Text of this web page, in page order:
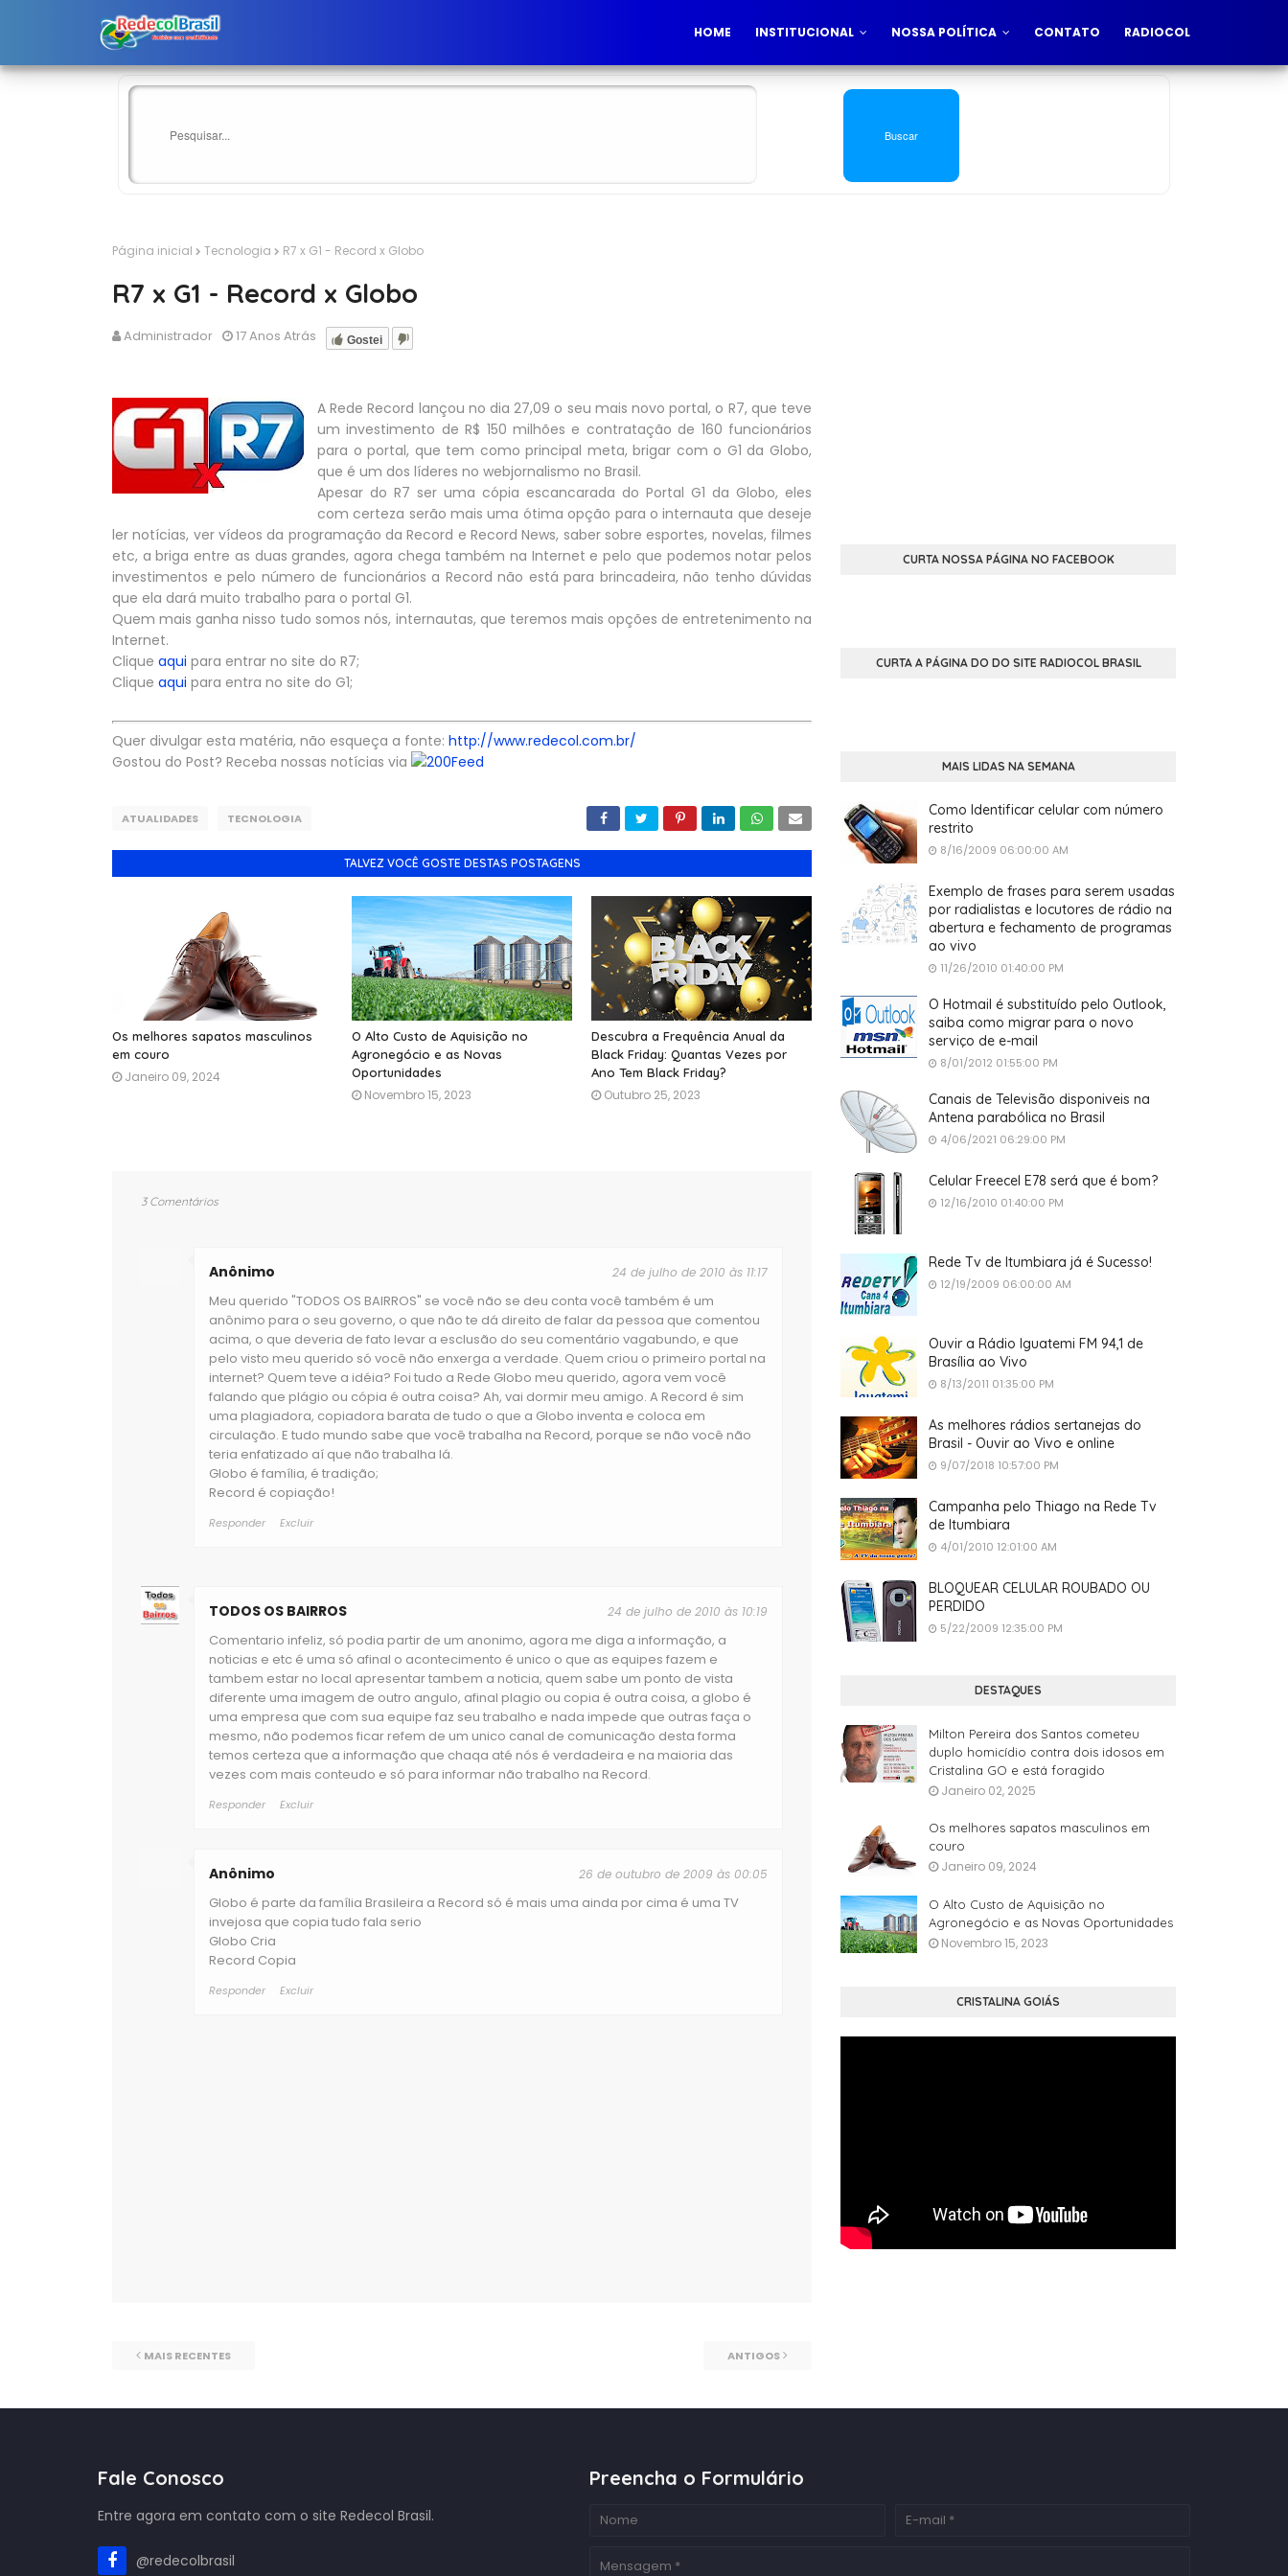
HOME INSTITUCIONAL NOSSA POLÍTICA CONTATO RADIOCOL
Página inicial Tecnologia R7 x G1 - Record x Globo
R7 x G1 - Record x Globo
Administrador Gostei
17 Anos Atrás
A Rede Record lançou no dia 27,09 o seu mais novo portal, o R7, que teve
um investimento de R$ 150 milhões e contratação de 160 funcionários
para o portal, que tem como principal meta, brigar com o G1 da Globo,
que é um dos líderes no webjornalismo no Brasil.
Apesar do R7 ser uma cópia escancarada do Portal G1 da Globo, eles
com certeza serão mais uma ótima opção para o internauta que deseje
ler notícias, ver vídeos da programação da Record e Record News, saber sobre esportes, novelas, filmes
etc, a briga entre as duas grandes, agora chega também na Internet e pelo que podemos notar pelos
investimentos e pelo número de funcionários a Record não está para brincadeira, não tenho dúvidas
que ela dará muito trabalho para o portal G1.
Quem mais ganha nisso tudo somos nós, internautas, que teremos mais opções de entretenimento na
Internet.
Clique aqui para entrar no site do R7;
Clique aqui para entra no site do G1;
Quer divulgar esta matéria, não esqueça a fonte: http://www.redecol.com.br/
Gostou do Post? Receba nossas notícias via
Feed
ATUALIDADES TECNOLOGIA
TALVEZ VOCÊ GOSTE DESTAS POSTAGENS
Os melhores sapatos masculinos
em couro
Janeiro 09, 2024
O Alto Custo de Aquisição no
Agronegócio e as Novas
Oportunidades
Novembro 15, 2023
Descubra a Frequência Anual da
Black Friday: Quantas Vezes por
Ano Tem Black Friday?
Outubro 25, 2023
3 Comentários
Anônimo 26 de outubro de 2009 às 00:05
Globo é parte da família Brasileira a Record só é mais uma ainda por cima é uma TV
invejosa que copia tudo fala serio
Globo Cria
Record Copia
Responder Excluir
TODOS OS BAIRROS 24 de julho de 2010 às 10:19
Comentario infeliz, só podia partir de um anonimo, agora me diga a informação, a
noticias e etc é uma só afinal o acontecimento é unico o que as equipes fazem e
tambem estar no local apresentar tambem a noticia, quem sabe um ponto de vista
diferente uma imagem de outro angulo, afinal plagio ou copia é outra coisa, a globo é
uma empresa que com sua equipe faz seu trabalho e nada impede que outras faça o
mesmo, não podemos ficar refem de um unico canal de comunicação desta forma
temos certeza que a informação que chaqa até nós é verdadeira e na maioria das
vezes com mais conteudo e só para informar não trabalho na Record.
Responder Excluir
Anônimo 24 de julho de 2010 às 11:17
Meu querido "TODOS OS BAIRROS" se você não se deu conta você também é um
anônimo para o seu governo, o que não te dá direito de falar da pessoa que comentou
acima, o que deveria de fato levar a esclusão do seu comentário vagabundo, e que
pelo visto meu querido só você não enxerga a verdade. Quem criou o primeiro portal na
internet? Quem teve a idéia? Foi tudo a Rede Globo meu querido, agora vem você
falando que plágio ou cópia é outra coisa? Ah, vai dormir meu amigo. A Record é sim
uma plagiadora, copiadora barata de tudo o que a Globo inventa e coloca em
circulação. E tudo mundo sabe que você trabalha na Record, porque se não você não
teria enfatizado aí que não trabalha lá.
Globo é família, é tradição;
Record é copiação!
Responder Excluir
MAIS RECENTES ANTIGOS
CURTA NOSSA PÁGINA NO FACEBOOK
CURTA A PÁGINA DO DO SITE RADIOCOL BRASIL
MAIS LIDAS NA SEMANA
Como Identificar celular com número
restrito
8/16/2009 06:00:00 AM
Exemplo de frases para serem usadas
por radialistas e locutores de rádio na
abertura e fechamento de programas
ao vivo
11/26/2010 01:40:00 PM
O Hotmail é substituído pelo Outlook,
saiba como migrar para o novo
serviço de e-mail
8/01/2012 01:55:00 PM
Canais de Televisão disponiveis na
Antena parabólica no Brasil
4/06/2021 06:29:00 PM
Celular Freecel E78 será que é bom?
12/16/2010 01:40:00 PM
Rede Tv de Itumbiara já é Sucesso!
12/19/2009 06:00:00 AM
Ouvir a Rádio Iguatemi FM 94,1 de
Brasília ao Vivo
8/13/2011 01:35:00 PM
As melhores rádios sertanejas do
Brasil - Ouvir ao Vivo e online
9/07/2018 10:57:00 PM
Campanha pelo Thiago na Rede Tv
de Itumbiara
4/01/2010 12:01:00 AM
BLOQUEAR CELULAR ROUBADO OU
PERDIDO
5/22/2009 12:35:00 PM
DESTAQUES
Milton Pereira dos Santos cometeu
duplo homicídio contra dois idosos em
Cristalina GO e está foragido
Janeiro 02, 2025
Os melhores sapatos masculinos em
couro
Janeiro 09, 2024
O Alto Custo de Aquisição no
Agronegócio e as Novas Oportunidades
Novembro 15, 2023
CRISTALINA GOIÁS
Fale Conosco
Entre agora em contato com o site Redecol Brasil.
@redecolbrasil
Preencha o Formulário